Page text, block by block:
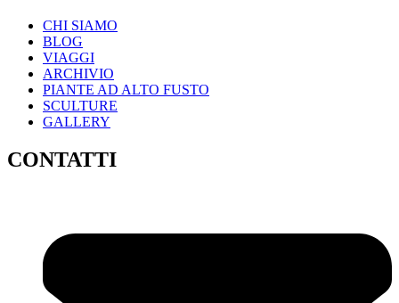
CHI SIAMO
BLOG
VIAGGI
ARCHIVIO
PIANTE AD ALTO FUSTO
SCULTURE
GALLERY
CONTATTI